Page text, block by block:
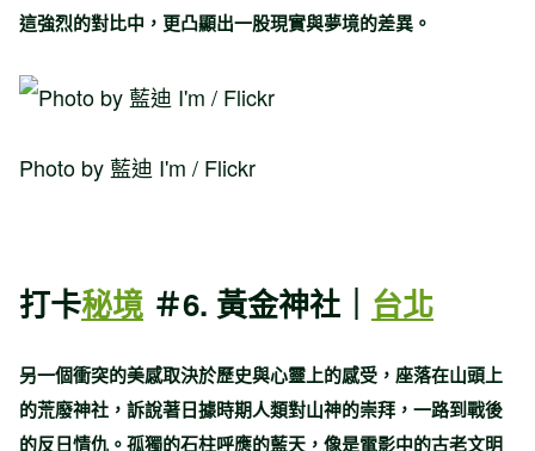
這強烈的對比中，更凸顯出一股現實與夢境的差異。
Photo by 藍迪 I'm / Flickr
打卡秘境 ＃6. 黃金神社｜ 台北
另一個衝突的美感取決於歷史與心靈上的感受，座落在山頭上
的荒廢神社，訴說著日據時期人類對山神的崇拜，一路到戰後
的反日情仇。孤獨的石柱呼應的藍天，像是電影中的古老文明